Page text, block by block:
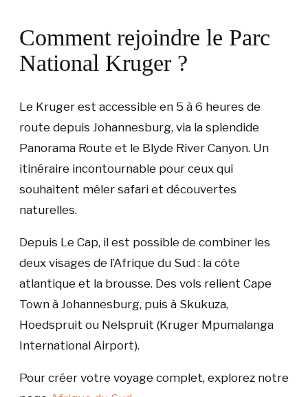
Comment rejoindre le Parc
National Kruger ?
Le Kruger est accessible en 5 à 6 heures de
route depuis Johannesburg, via la splendide
Panorama Route et le Blyde River Canyon. Un
itinéraire incontournable pour ceux qui
souhaitent mêler safari et découvertes
naturelles.
Depuis Le Cap, il est possible de combiner les
deux visages de l’Afrique du Sud : la côte
atlantique et la brousse. Des vols relient Cape
Town à Johannesburg, puis à Skukuza,
Hoedspruit ou Nelspruit (Kruger Mpumalanga
International Airport).
Pour créer votre voyage complet, explorez notre